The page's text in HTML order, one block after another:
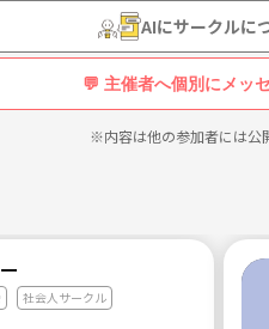
AIにサークルに
💬 主催者へ個別にメッ
※内容は他の参加者には公
社会人サークル